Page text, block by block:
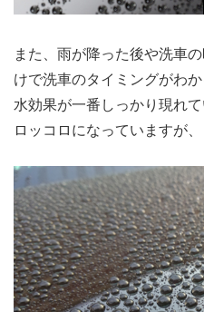
また、雨が降った後や洗車
けで洗車のタイミングがわ
水効果が一番しっかり現れ
ロッコロになっていますが、